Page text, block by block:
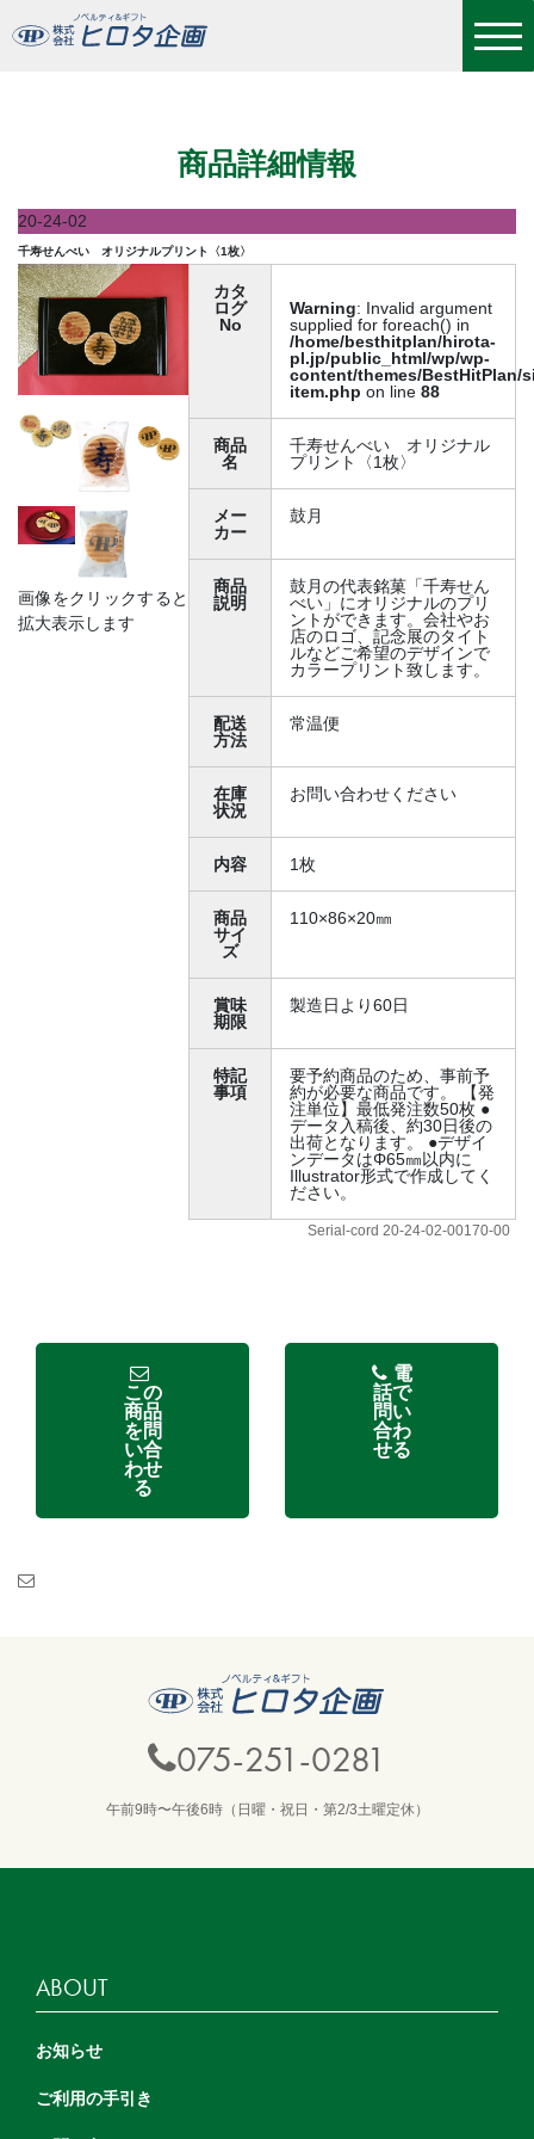
商品詳細情報
20-24-02
千寿せんべい オリジナルプリント〈1枚〉
画像をクリックすると
拡大表示します
カタ
ログ
No
Warning: Invalid argument
supplied for foreach() in
/home/besthitplan/hirota-
pl.jp/public_html/wp/wp-
content/themes/BestHitPlan/
item.php on line88
商品
名
千寿せんべい オリジナル
プリント〈1枚〉
メー
カー
鼓月
商品
説明
鼓月の代表銘菓「千寿せん
べい」にオリジナルのプリ
ントができます。会社やお
店のロゴ、記念展のタイト
ルなどご希望のデザインで
カラープリント致します。
配送
方法
常温便
在庫
状況
お問い合わせください
内容 1枚
商品
サイ
ズ
110×86×20㎜
賞味
期限
製造日より60日
特記
事項
要予約商品のため、事前予
約が必要な商品です。 【発
注単位】最低発注数50枚 ●
データ入稿後、約30日後の
出荷となります。 ●デザイ
ンデータはΦ65㎜以内に
Illustrator形式で作成してく
ださい。
Serial-cord 20-24-02-00170-00
この
商品
を問
い合
わせ
る
電
話で
問い
合わ
せる
075-251-0281
午前9時〜午後6時（日曜・祝日・第2/3土曜定休）
ABOUT
お知らせ
ご利用の手引き